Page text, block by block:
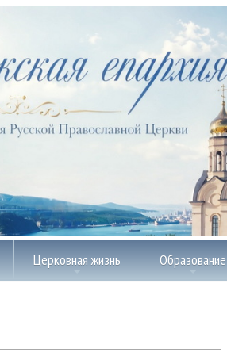
Церковная жизнь Образование